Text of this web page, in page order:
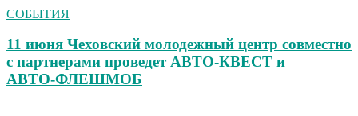
СОБЫТИЯ
11 июня Чеховский молодежный центр совместно
с партнерами проведет АВТО‑КВЕСТ и
АВТО‑ФЛЕШМОБ